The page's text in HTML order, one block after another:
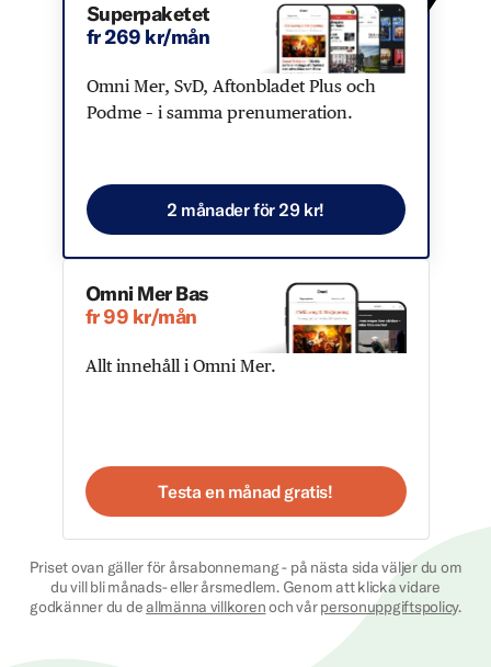
Superpaketet
fr 269 kr/mån
Omni Mer, SvD, Aftonbladet Plus och
Podme – i samma prenumeration.
2 månader för 29 kr!
Omni Mer Bas
fr 99 kr/mån
Allt innehåll i Omni Mer.
Testa en månad gratis!
Priset ovan gäller för årsabonnemang - på nästa sida väljer du om
du vill bli månads- eller årsmedlem. Genom att klicka vidare
godkänner du deallmänna villkorenoch vårpersonuppgiftspolicy.